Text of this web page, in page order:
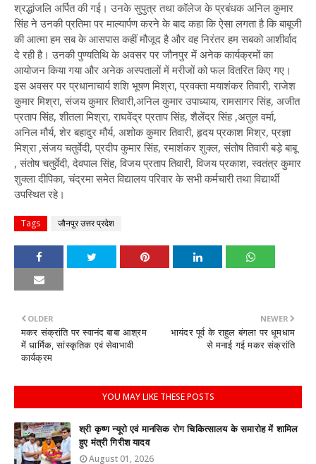
श्रद्धांजलि अर्पित की गई। उनके सुपुत्र तथा कॉलेज के प्रबंधक अनिल कुमार
सिंह ने उनकी प्रतिमा पर माल्यार्पण करने के बाद कहा कि ऐसा लगता है कि बाबूजी
की आत्मा हम सब के आसपास कहीं मौजूद है और वह निरंतर हम सबको आशीर्वाद
दे रही है। उनकी पुण्यतिथि के अवसर पर जौनपुर में अनेक कार्यक्रमों का
आयोजन किया गया और अनेक अस्पतालों में मरीजों को फल वितरित किए गए।
इस अवसर पर प्रधानाचार्य शशि भूषण मिश्रा, प्रवक्ता मयाशंकर तिवारी, राजेश
कुमार मिश्रा, संजय कुमार तिवारी,अनिल कुमार उपाध्याय, रामसागर सिंह, अजीत
प्रताप सिंह, शीतला मिश्रा, राघवेंद्र प्रताप सिंह, शैलेंद्र सिंह ,अतुल वर्मा,
अनिल मौर्य, शेर बहादुर मौर्य, अशोक कुमार तिवारी, हृदय प्रकाश मिश्र, प्रज्ञा
मिश्रा ,संजय चतुर्वेदी, प्रदीप कुमार सिंह, रमाशंकर शुक्ल, संतोष तिवारी बड़े बाबू
, संतोष चतुर्वेदी, देवपाल सिंह, विजय प्रताप तिवारी, विजय प्रकाश, स्वतंत्र कुमार
शुक्ला दीपिका, चंद्रमा समेत विद्यालय परिवार के सभी कर्मचारी तथा विद्यार्थी
उपस्थित रहे।
Tags जौनपुर उत्तर प्रदेश
NEWER
भायंदर पूर्व के राहुल बंगला पर धूमधाम
से मनाई गई मकर संक्रांति
OLDER
मकर संक्रांति पर स्वानंद बाबा आश्रम
में धार्मिक, सांस्कृतिक एवं सेवाभावी
कार्यक्रम
YOU MAY LIKE THESE POSTS
श्री कृष्ण न्यूरो एवं मानसिक रोग चिकित्सालय के समारोह में शामिल
हुए मंत्री गिरीश यादव
August 01, 2026